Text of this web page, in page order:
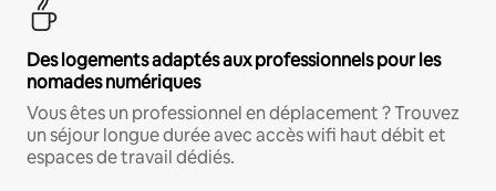
Des logements adaptés aux professionnels pour les
nomades numériques
Vous êtes un professionnel en déplacement ? Trouvez
un séjour longue durée avec accès wifi haut débit et
espaces de travail dédiés.